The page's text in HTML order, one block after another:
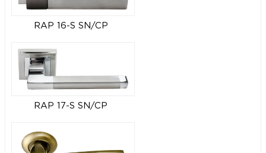
RAP 16-S SN/CP
RAP 17-S SN/CP